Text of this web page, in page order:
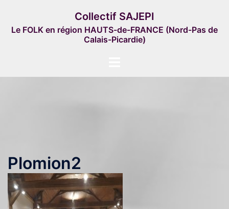
contenu
Collectif SAJEPI
Le FOLK en région HAUTS-de-FRANCE (Nord-Pas de
Calais-Picardie)
Plomion2